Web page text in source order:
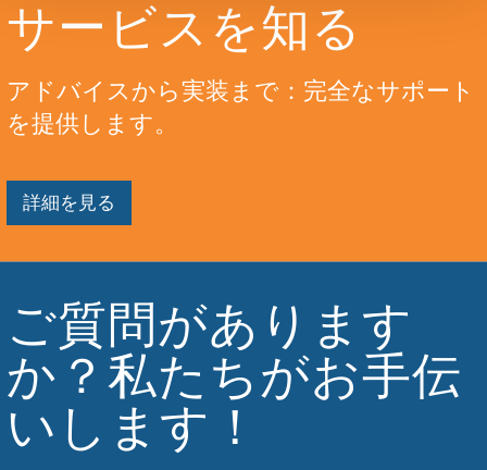
サービスを知る
アドバイスから実装まで：完全なサポート
を提供します。
詳細を見る
ご質問があります
か？私たちがお手伝
いします！